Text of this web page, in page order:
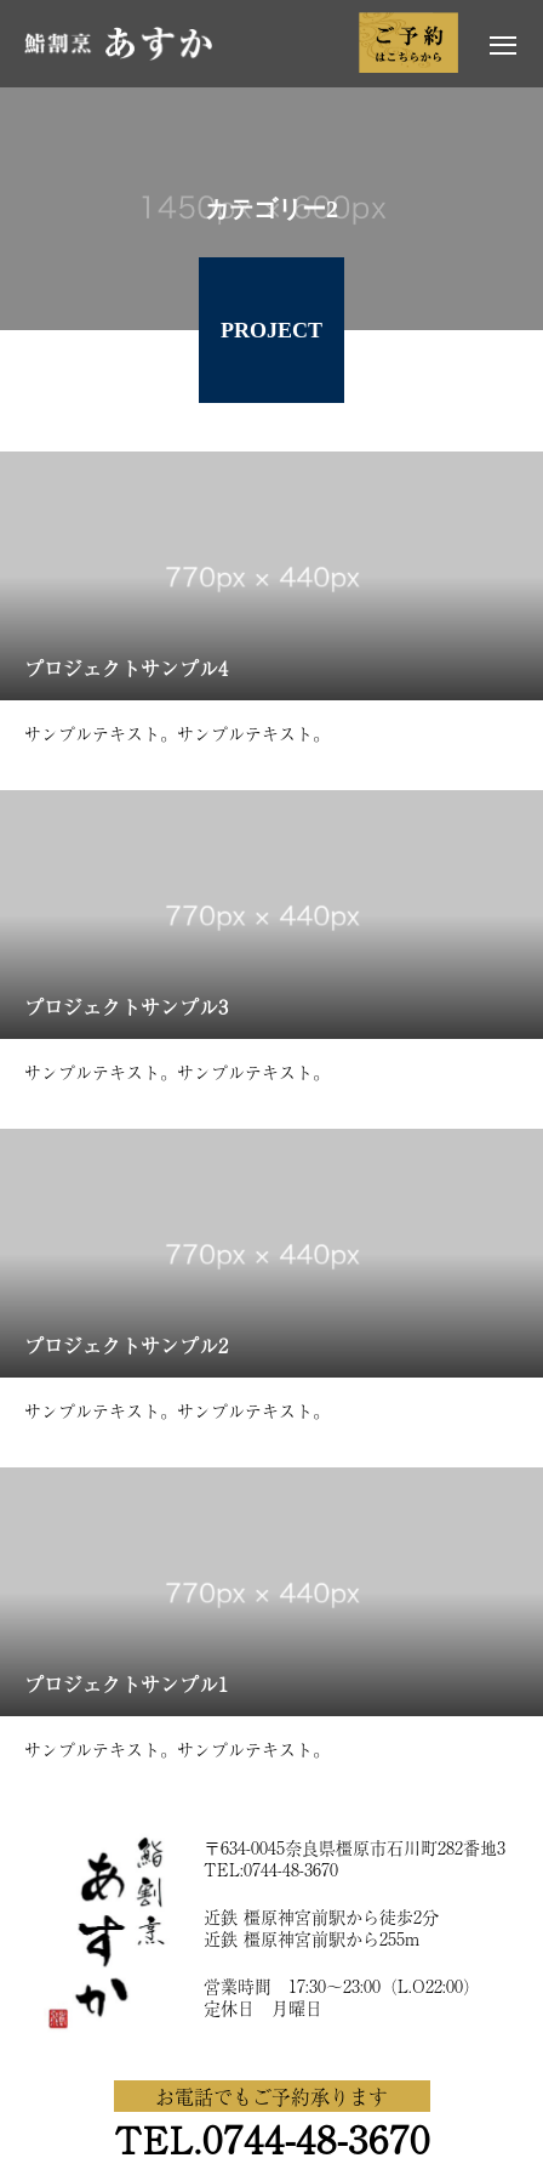
カテゴリー2
PROJECT
プロジェクトサンプル4
サンプルテキスト。サンプルテキスト。
プロジェクトサンプル3
サンプルテキスト。サンプルテキスト。
プロジェクトサンプル2
サンプルテキスト。サンプルテキスト。
プロジェクトサンプル1
サンプルテキスト。サンプルテキスト。
〒634-0045奈良県橿原市石川町282番地3
TEL:0744-48-3670
近鉄 橿原神宮前駅から徒歩2分
近鉄 橿原神宮前駅から255m
営業時間 17:30〜23:00（L.O22:00）
定休日 月曜日
お電話でもご予約承ります
TEL.0744-48-3670